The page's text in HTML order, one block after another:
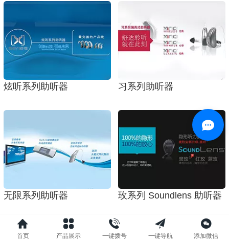
炫听系列助听器 习系列助听器
无限系列助听器 玫系列 Soundlens 助听器
1/ 2
首页 产品展示 一键拨号 一键导航 添加微信